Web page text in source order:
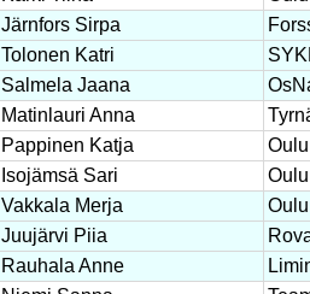
Järnfors Sirpa
Tolonen Katri
Salmela Jaana
Matinlauri Anna
Pappinen Katja
Oulu
Isojämsä Sari
Oulu
Vakkala Merja
Oulu
Juujärvi Piia
Rauhala Anne